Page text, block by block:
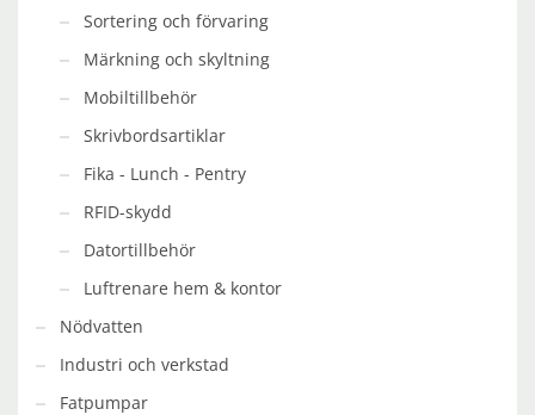
Sortering och förvaring
Märkning och skyltning
Mobiltillbehör
Skrivbordsartiklar
Fika - Lunch - Pentry
RFID-skydd
Datortillbehör
Luftrenare hem & kontor
Nödvatten
Industri och verkstad
Fatpumpar